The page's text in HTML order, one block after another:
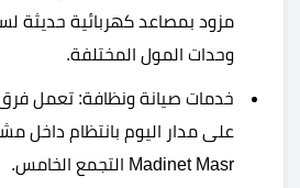
مزود بمصاعد كهربائية حديثة
وحدات المول المختلفة.
خدمات صيانة ونظافة: تعمل فرق
Madinet Masr التجمع الخامس.